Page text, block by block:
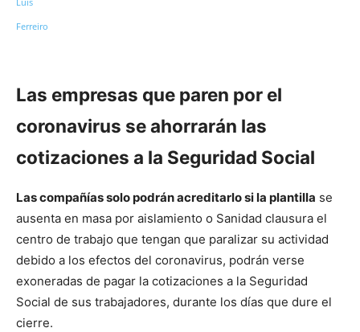
Las empresas que paren por el
coronavirus se ahorrarán las
cotizaciones a la Seguridad Social
Las compañías solo podrán acreditarlo si la plantilla se
ausenta en masa por aislamiento o Sanidad clausura el
centro de trabajo que tengan que paralizar su actividad
debido a los efectos del coronavirus, podrán verse
exoneradas de pagar la cotizaciones a la Seguridad
Social de sus trabajadores, durante los días que dure el
cierre.